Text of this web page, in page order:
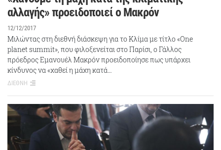
αλλαγής» προειδοποιεί ο Μακρόν
12/12/2017
Μιλώντας στη διεθνή διάσκεψη για το Κλίμα με τίτλο «One
planet summit», που φιλοξενείται στο Παρίσι, ο Γάλλος
πρόεδρος Εμανουέλ Μακρόν προειδοποίησε πως υπάρχει
κίνδυνος να «χαθεί η μάχη κατά…
ΔΙΕΘΝΗ